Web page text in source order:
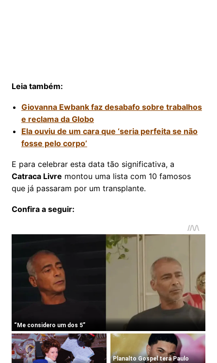
Leia também:
Giovanna Ewbank faz desabafo sobre trabalhos
e reclama da Globo
Ela ouviu de um cara que ‘seria perfeita se não
fosse pelo corpo’
E para celebrar esta data tão significativa, a
Catraca Livre montou uma lista com 10 famosos
que já passaram por um transplante.
Confira a seguir: